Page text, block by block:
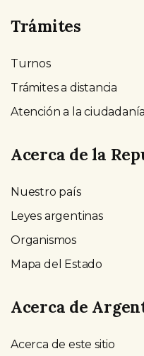
Trámites
Turnos
Trámites a distancia
Atención a la ciudadanía
Acerca de la
Nuestro país
Leyes argentinas
Organismos
Mapa del Estado
Acerca de
Acerca de este sitio